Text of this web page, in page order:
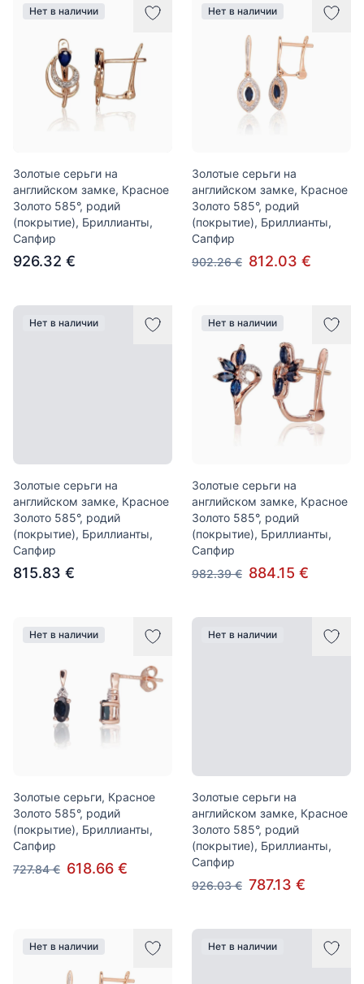
Нет в наличии
Золотые серьги на
английском замке, Красное
Золото 585°, родий
(покрытие), Бриллианты,
Сапфир
926.32 €
Нет в наличии
Золотые серьги на
английском замке, Красное
Золото 585°, родий
(покрытие), Бриллианты,
Сапфир
902.26 € 812.03 €
Нет в наличии
Золотые серьги на
английском замке, Красное
Золото 585°, родий
(покрытие), Бриллианты,
Сапфир
815.83 €
Нет в наличии
Золотые серьги на
английском замке, Красное
Золото 585°, родий
(покрытие), Бриллианты,
Сапфир
982.39 € 884.15 €
Нет в наличии
Золотые серьги, Красное
Золото 585°, родий
(покрытие), Бриллианты,
Сапфир
727.84 € 618.66 €
Нет в наличии
Золотые серьги на
английском замке, Красное
Золото 585°, родий
(покрытие), Бриллианты,
Сапфир
926.03 € 787.13 €
Нет в наличии Нет в наличии